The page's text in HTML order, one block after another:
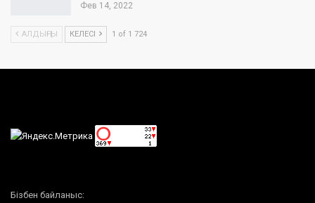
Фев 14, 2022
АЛДЫҢҒЫ КЕЛЕСІ 1 of 1 724
Бізбен байланыс: